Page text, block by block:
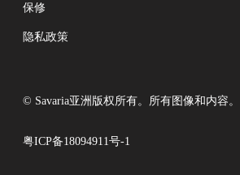
保修
隐私政策
© Savaria亚洲版权所有。所有图像和内容。
粤ICP备18094911号-1